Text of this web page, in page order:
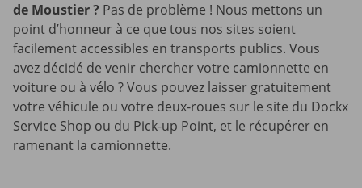
de Moustier? Pas de problème ! Nous mettons un
point d’honneur à ce que tous nos sites soient
facilement accessibles en transports publics. Vous
avez décidé de venir chercher votre camionnette en
voiture ou à vélo ? Vous pouvez laisser gratuitement
votre véhicule ou votre deux-roues sur le site du Dockx
Service Shop ou du Pick-up Point, et le récupérer en
ramenant la camionnette.